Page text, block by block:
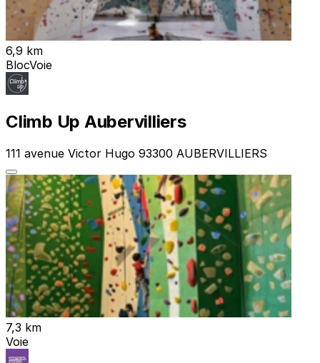
6,9 km
BlocVoie
Climb Up Aubervilliers
111 avenue Victor Hugo 93300 AUBERVILLIERS
7,3 km
Voie